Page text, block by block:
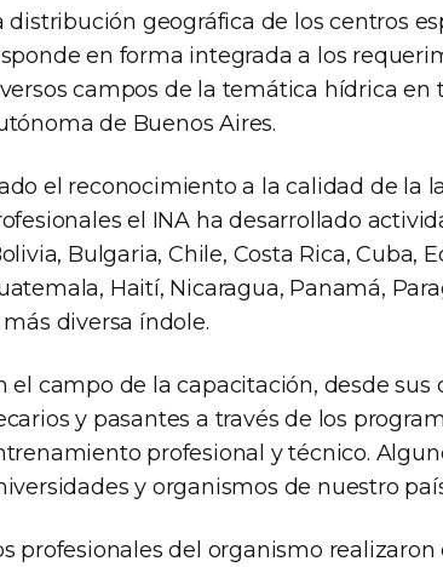
distribución geográfica de los centros
en forma integrada a los
campos de la temática hídrica en
de Buenos Aires.
el reconocimiento a la calidad de la
el INA ha desarrollado
Bulgaria, Chile, Costa Rica, Cuba,
Haití, Nicaragua, Panamá,
más diversa índole.
el campo de la capacitación, desde
y pasantes a través de los
profesional y técnico.
y organismos de nuestro
profesionales del organismo